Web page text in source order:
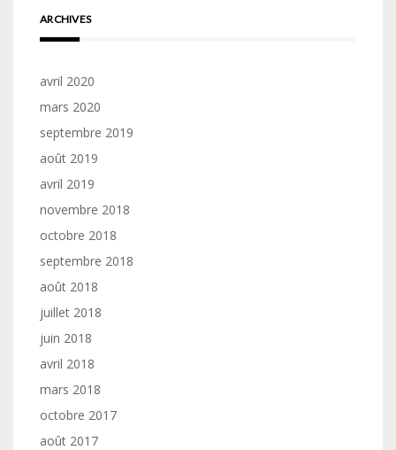
ARCHIVES
avril 2020
mars 2020
septembre 2019
août 2019
avril 2019
novembre 2018
octobre 2018
septembre 2018
août 2018
juillet 2018
juin 2018
avril 2018
mars 2018
octobre 2017
août 2017